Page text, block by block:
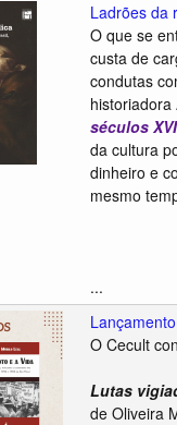
Ladrões da
O que se
custa de
condutas
séculos
da cultura
dinheiro e
mesmo
...
O Cecult
Lutas
de Oliveira